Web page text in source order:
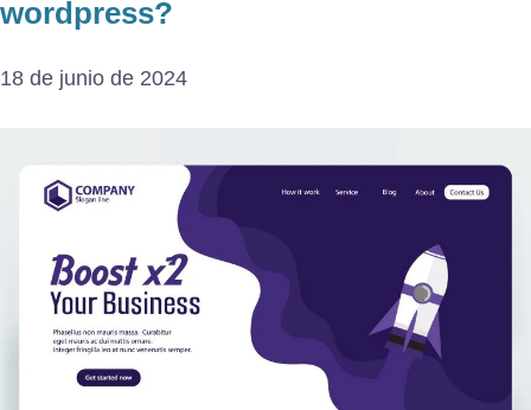
wordpress?
18 de junio de 2024